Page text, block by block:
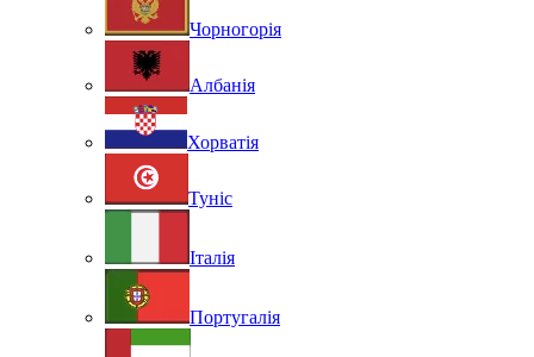
Чорногорія
Албанія
Хорватія
Туніс
Італія
Португалія